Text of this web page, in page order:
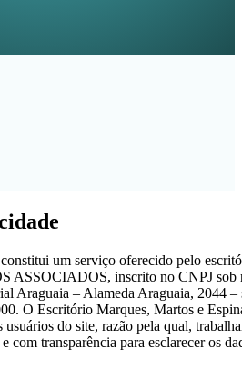
constitui um serviço oferecido pelo
inscrito no CNPJ sob
Araguaia – Alameda Araguaia, 2044
O Escritório Marques, Martos e
usuários do site, razão pela qual,
com transparência para esclarecer os